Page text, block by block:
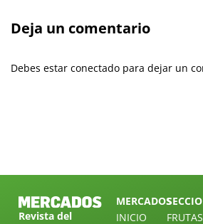
Deja un comentario
Debes estar conectado para dejar un
Revista del
MERCADOS
INICIO
FRUTAS